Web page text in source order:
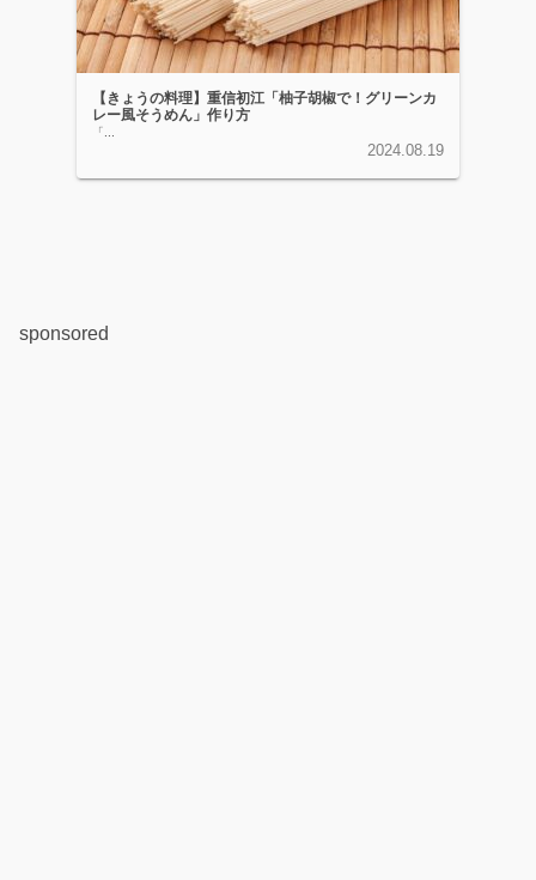
【きょうの料理】重信初江「柚子胡椒で！グリーンカ
レー風そうめん」作り方
「...
2024.08.19
sponsored